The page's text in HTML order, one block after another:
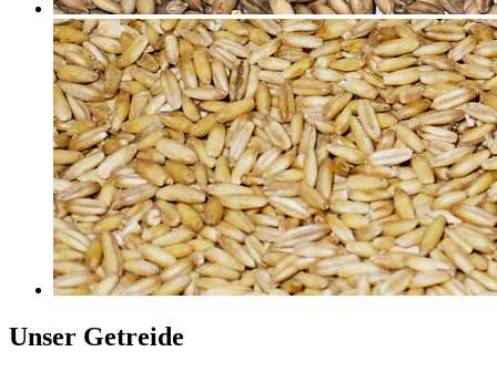
Unser Getreide